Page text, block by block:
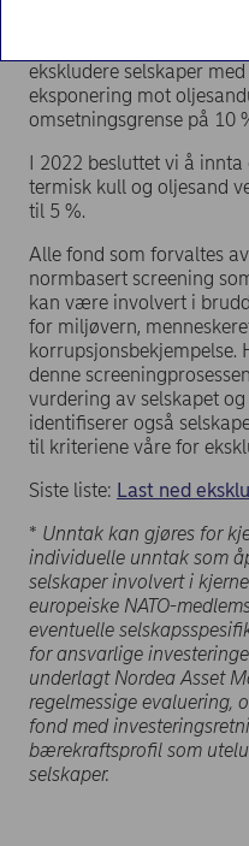
ekskludere selskaper
eksponering mot
omsetningsgrense på 10
I 2022 besluttet vi å
termisk kull og oljesand
til 5 %.
Alle fond som forvaltes
normbasert screening
kan være involvert i
for miljøvern,
korrupsjonsbekjempelse.
denne
vurdering av selskapet
identifiserer også
til kriteriene våre for
Siste liste: Last ned
* Unntak kan gjøres for
individuelle unntak som
selskaper involvert i
europeiske NATO-
eventuelle
for ansvarlige
underlagt Nordea Asset
regelmessige evaluering,
fond med
bærekraftsprofil som
selskaper.